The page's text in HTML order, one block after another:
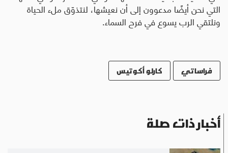
التي نحن أيضًا مدعوون إلى أن نعيشها، لنتذوّق ملء الحياة
ونلتقي الرب يسوع في فرح السماء.
فراساتي كارلو أكوتيس
أخبار ذات صلة